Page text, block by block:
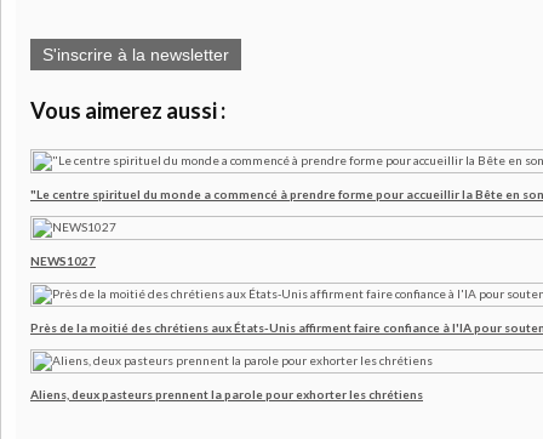
S'inscrire à la newsletter
Vous aimerez aussi :
"Le centre spirituel du monde a commencé à prendre forme pour accueillir la Bête en
NEWS1027
Près de la moitié des chrétiens aux États-Unis affirment faire confiance à l'IA pour
Aliens, deux pasteurs prennent la parole pour exhorter les chrétiens